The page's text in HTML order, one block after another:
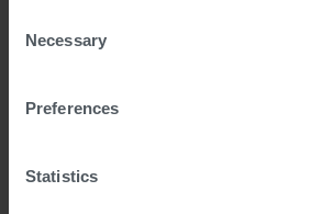
Selection
Necessary
Preferences
Statistics
Austausch und ermöglichen
- Neue Teammitglieder
Wissensaustausch ist ein